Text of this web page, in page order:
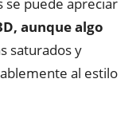
se puede apreciar
aunque algo
saturados y
al estilo